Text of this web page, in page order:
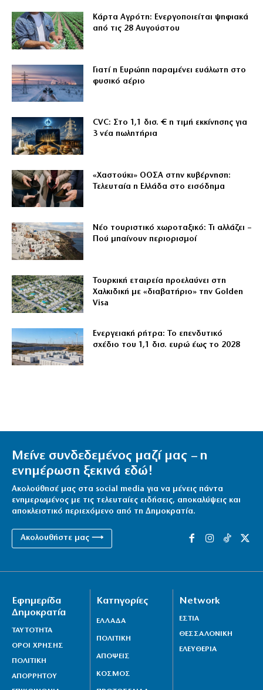
Κάρτα Αγρότη: Ενεργοποιείται ψηφιακά
από τις 28 Αυγούστου
Γιατί η Ευρώπη παραμένει ευάλωτη στο
φυσικό αέριο
CVC: Στο 1,1 δισ. € η τιμή εκκίνησης για
3 νέα πωλητήρια
«Χαστούκι» ΟΟΣΑ στην κυβέρνηση:
Τελευταία η Ελλάδα στο εισόδημα
Νέο τουριστικό χωροταξικό: Τι αλλάζει –
Πού μπαίνουν περιορισμοί
Τουρκική εταιρεία προελαύνει στη
Χαλκιδική με «διαβατήριο» την Golden
Visa
Ενεργειακή ρήτρα: Το επενδυτικό
σχέδιο του 1,1 δισ. ευρώ έως το 2028
Μείνε συνδεδεμένος μαζί μας – η
ενημέρωση ξεκινά εδώ!
Ακολούθησέ μας στα social media για να μένεις πάντα
ενημερωμένος με τις τελευταίες ειδήσεις, αποκαλύψεις και
αποκλειστικό περιεχόμενο από τη Δημοκρατία.
Ακολουθήστε μας ⟶
Εφημερίδα
Δημοκρατία
ΤΑΥΤΟΤΗΤΑ
ΟΡΟΙ ΧΡΗΣΗΣ
ΠΟΛΙΤΙΚΗ
ΑΠΟΡΡΗΤΟΥ
Κατηγορίες
ΕΛΛΑΔΑ
ΠΟΛΙΤΙΚΗ
ΑΠΟΨΕΙΣ
ΚΟΣΜΟΣ
Network
ΕΣΤΙΑ
ΘΕΣΣΑΛΟΝΙΚΗ
ΕΛΕΥΘΕΡΙΑ